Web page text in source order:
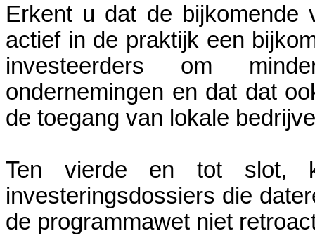
Erkent u dat de bijkomende
actief in de praktijk een
investeerders om
ondernemingen en dat dat
de toegang van lokale
Ten vierde en tot slot,
investeringsdossiers die
de programmawet niet